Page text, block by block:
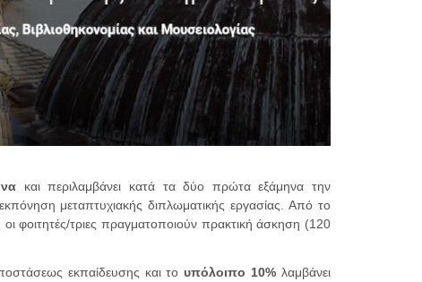
και περιλαμβάνει κατά τα δύο πρώτα εξάμηνα την
μεταπτυχιακής διπλωματικής εργασίας. Από το
φοιτητές/τριες πραγματοποιούν πρακτική άσκηση (120
εκπαίδευσης και το υπόλοιπο 10% λαμβάνει